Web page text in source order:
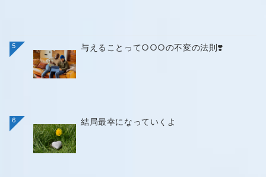
5 与えることって○○○の不変の法則❣️
6 結局最幸になっていくよ